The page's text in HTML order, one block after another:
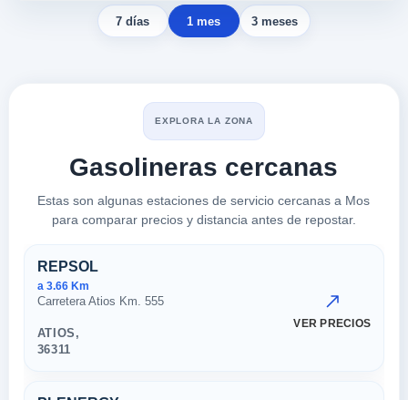
7 días 1 mes 3 meses
EXPLORA LA ZONA
Gasolineras cercanas
Estas son algunas estaciones de servicio cercanas a Mos
para comparar precios y distancia antes de repostar.
Estaciones cercanas en Mos
REPSOL
a 3.66 Km
Carretera Atios Km. 555
ATIOS,
36311
VER PRECIOS